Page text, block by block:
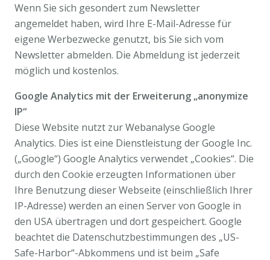
Wenn Sie sich gesondert zum Newsletter
angemeldet haben, wird Ihre E-Mail-Adresse für
eigene Werbezwecke genutzt, bis Sie sich vom
Newsletter abmelden. Die Abmeldung ist jederzeit
möglich und kostenlos.
Google Analytics mit der Erweiterung „anonymize
IP“
Diese Website nutzt zur Webanalyse Google
Analytics. Dies ist eine Dienstleistung der Google Inc.
(„Google“) Google Analytics verwendet „Cookies“. Die
durch den Cookie erzeugten Informationen über
Ihre Benutzung dieser Webseite (einschließlich Ihrer
IP-Adresse) werden an einen Server von Google in
den USA übertragen und dort gespeichert. Google
beachtet die Datenschutzbestimmungen des „US-
Safe-Harbor“-Abkommens und ist beim „Safe